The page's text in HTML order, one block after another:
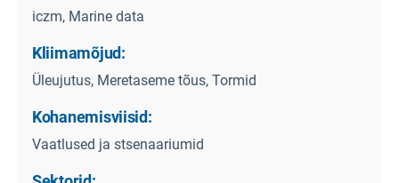
iczm, Marine data
Kliimamõjud:
Üleujutus, Meretaseme tõus, Tormid
Kohanemisviisid:
Vaatlused ja stsenaariumid